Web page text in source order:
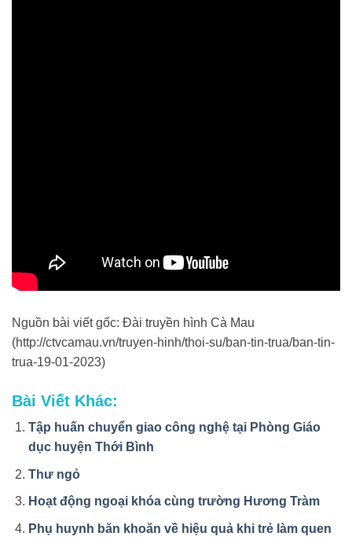
Nguồn bài viết gốc: Đài truyền hình Cà Mau
(http://ctvcamau.vn/truyen-hinh/thoi-su/ban-tin-trua/ban-tin-
trua-19-01-2023)
Bài Viết Khác:
Tập huấn chuyển giao công nghệ tại Phòng Giáo
dục huyện Thới Bình
Thư ngỏ
Hoạt động ngoại khóa cùng trường Hương Tràm
Phụ huynh băn khoăn về hiệu quả khi trẻ làm quen